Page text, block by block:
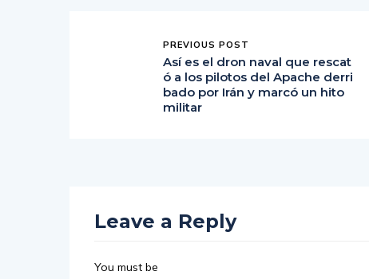
PREVIOUS POST
Así es el dron naval que rescat
ó a los pilotos del Apache derri
bado por Irán y marcó un hito
militar
Leave a Reply
You must be